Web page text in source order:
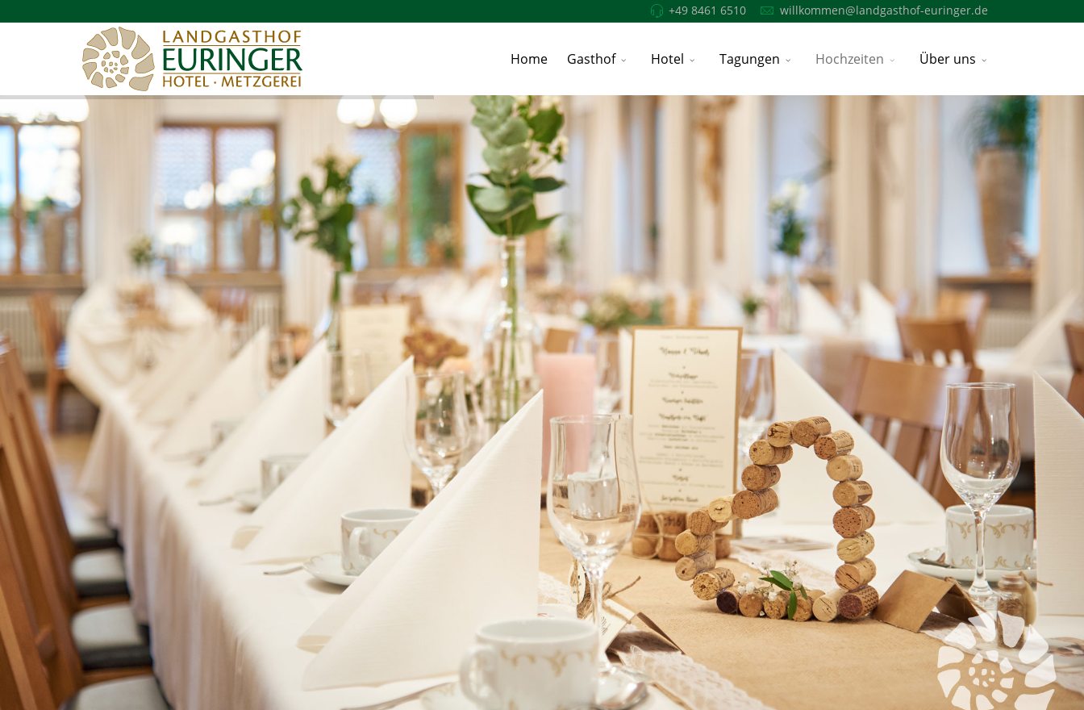
+49 8461 6510 willkommen@landgasthof-euringer.de
Home Gasthof Hotel Tagungen Hochzeiten Über uns